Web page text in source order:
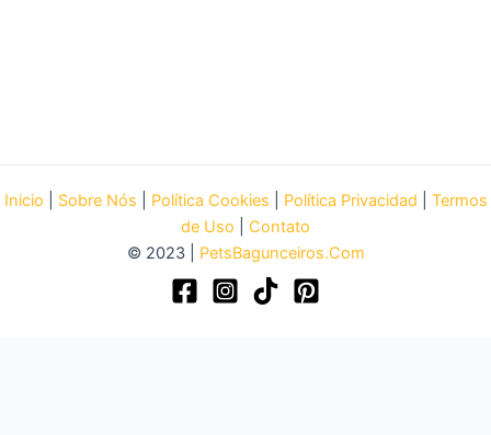
Inicio Sobre Nós Política Cookies Política Privacidad
Termos
de Uso
Contato
© 2023 | PetsBagunceiros.Com